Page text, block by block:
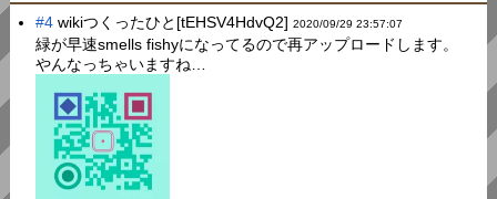
#4 wikiつくったひと[tEHSV4HdvQ2]2020/09/29 23:57:07
緑が早速smells fishyになってるので再アップロードします。
やんなっちゃいますね…